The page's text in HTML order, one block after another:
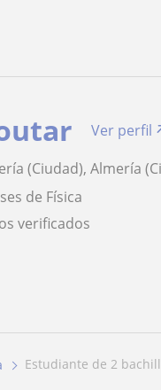
Ver perfil
(Ciudad), Almería
de Física
verificados
estudiante de 2